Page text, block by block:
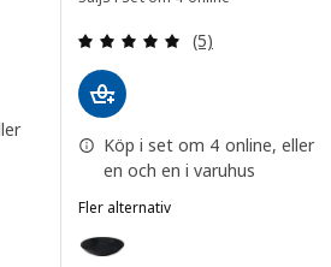
utanför 5 stjärnor. Totalt antal
Recension: 5
(5)
Köp i set om 4 online, eller
en och en i varuhus
Fler alternativ
Alternativ: FÄRGKLAR, Djup